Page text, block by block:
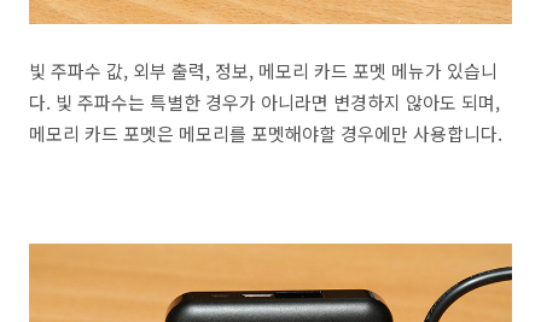
빛 주파수 값, 외부 출력, 정보, 메모리 카드 포멧 메뉴가 있습니
다. 빛 주파수는 특별한 경우가 아니라면 변경하지 않아도 되며,
메모리 카드 포멧은 메모리를 포멧해야할 경우에만 사용합니다.